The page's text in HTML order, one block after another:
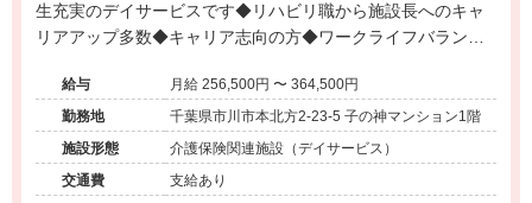
生充実のデイサービスです◆リハビリ職から施設長へのキャ
リアアップ多数◆キャリア志向の方◆ワークライフバランス
給与
月給 256,500円 〜 364,500円
勤務地
千葉県市川市本北方2-23-5 子の神マンション1階
施設形態
介護保険関連施設（デイサービス）
交通費
支給あり